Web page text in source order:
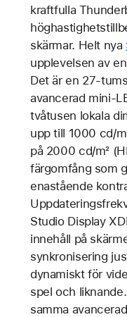
kraftfulla
skärmar. Helt nya
upplevelsen av
Det är en 27-
avancerad mini-
tvåtusen lokala
upp till 1000 cd/
på 2000 cd/m²
färgomfång som
enastående
Studio Display
innehåll på
synkronisering
dynamiskt för
spel och
samma